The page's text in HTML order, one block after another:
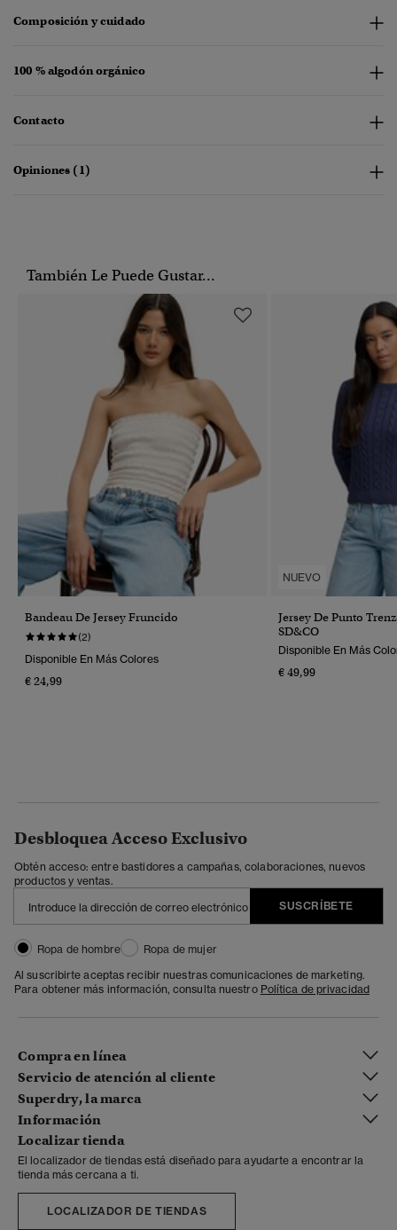
Composición y cuidado
100 % algodón orgánico
Contacto
Opiniones (1)
También Le Puede Gustar...
Bandeau De Jersey Fruncido
(2)
Disponible En Más Colores
€ 24,99
NUEVO
Jersey De Punto
SD&CO
Disponible En Más
€ 49,99
Desbloquea Acceso Exclusivo
Obtén acceso: entre bastidores a campañas, colaboraciones, nuevos
productos y ventas.
SUSCRÍBETE
Ropa de hombre
Ropa de mujer
Al suscribirte aceptas recibir nuestras comunicaciones de marketing.
Para obtener más información, consulta nuestro Política de privacidad
Compra en línea
Servicio de atención al cliente
Superdry, la marca
Información
Localizar tienda
El localizador de tiendas está diseñado para ayudarte a encontrar la
tienda más cercana a ti.
LOCALIZADOR DE TIENDAS